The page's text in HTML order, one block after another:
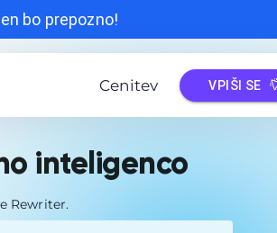
bo prepozno!
Cenitev VPIŠI SE
inteligenco
Rewriter.